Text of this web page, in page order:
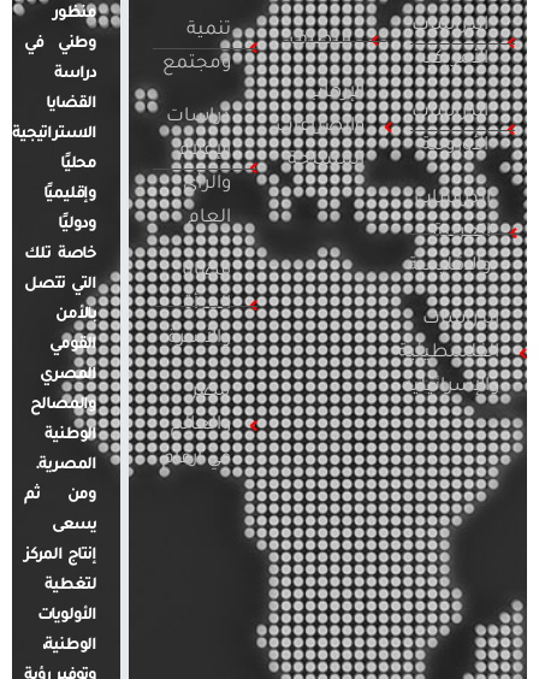
الدراسات
الأمريكية
الدراسات
الأوروبية
الدراسات
العربية
والإقليمية
الدراسات
الفلسطينية
والإسرائيلية
التطرف
الإرهاب
والصراعات
المسلحة
تنمية
ومجتمع
دراسات
الإعلام
والرأي
العام
قضايا
المرأة
والأسرة
مصر
والعالم
في أرقام
منظور
وطني في
دراسة
القضايا
الاستراتيجية
محليًا
وإقليميًا
ودوليًا
خاصة تلك
التي تتصل
بالأمن
القومي
المصري
والمصالح
الوطنية
المصرية.
ومن ثم
يسعى
إنتاج المركز
لتغطية
الأولويات
الوطنية،